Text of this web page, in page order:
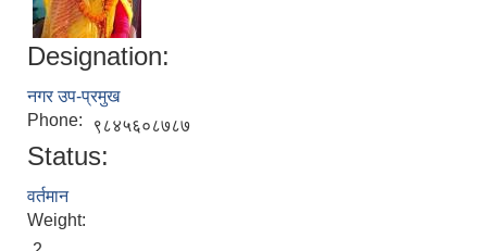
Designation:
नगर उप-प्रमुख
Phone:
९८४५६०८७८७
Status:
वर्तमान
Weight: